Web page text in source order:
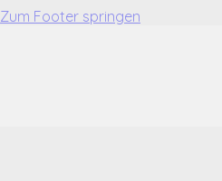
Zum Footer springen